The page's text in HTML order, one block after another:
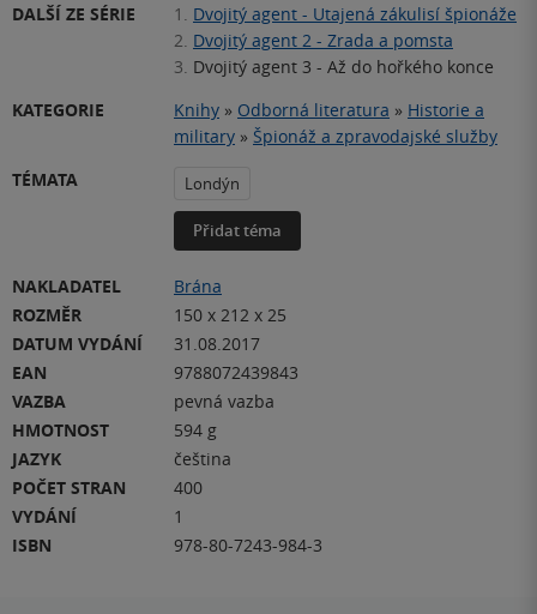
DALŠÍ ZE SÉRIE
1.
Dvojitý agent - Utajená zákulisí špionáže
2. Dvojitý agent 2 - Zrada a pomsta
3. Dvojitý agent 3 - Až do hořkého konce
KATEGORIE
Knihy » Odborná literatura » Historie a
military » Špionáž a zpravodajské služby
TÉMATA
Londýn
Přidat téma
NAKLADATEL
Brána
ROZMĚR
150 x 212 x 25
DATUM VYDÁNÍ
31.08.2017
EAN
9788072439843
VAZBA
pevná vazba
HMOTNOST
594 g
JAZYK
čeština
POČET STRAN
400
VYDÁNÍ
1
ISBN
978-80-7243-984-3